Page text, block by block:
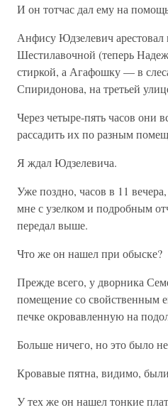
И он тотчас дал ему на
Анфису Юдзелевич арестовал
Шестилавочной (теперь
стиркой, а Агафошку — в
Спиридонова, на третьей
Через четыре-пять часов они
рассадить их по разным
Я ждал Юдзелевича.
Уже поздно, часов в 11
мне с узелком и подробным
передал выше.
Что же он нашел при обыске?
Прежде всего, у дворника
помещение со свойственным
печке окровавленную на
Больше ничего, но это было
Кровавые пятна, видимо,
У тех же он нашел тонкие